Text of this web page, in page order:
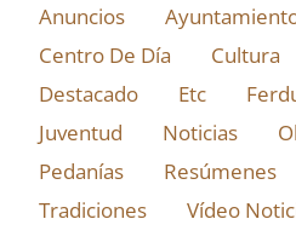
Anuncios
Centro De Día
Cultura
Destacado
Etc
Juventud
Noticias
Pedanías
Resúmenes
Tradiciones
Vídeo